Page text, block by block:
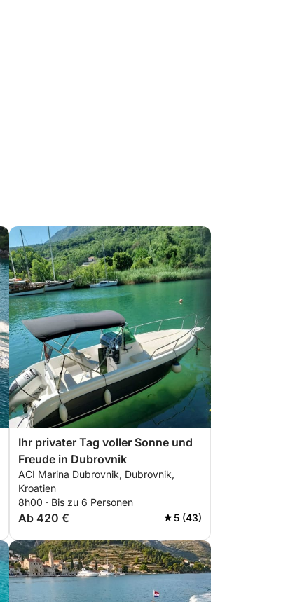
Ihr privater Tag voller Sonne und
Freude in Dubrovnik
ACI Marina Dubrovnik, Dubrovnik,
Kroatien
8h00 · Bis zu 6 Personen
Ab 420 € 5 (43)